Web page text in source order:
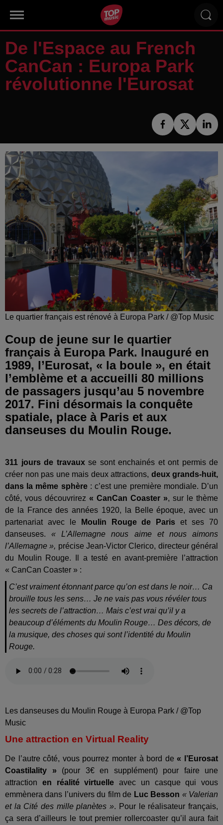
De l'Espace au French
CanCan : Europa Park
révolutionne l'Eurosat
Le quartier français est rénové à Europa Park / @Top Music
Coup de jeune sur le quartier
français à Europa Park. Inauguré en
1989, l’Eurosat, « la boule », en était
l’emblème et a accueilli 80 millions
de passagers jusqu’au 5 novembre
2017. Fini désormais la conquête
spatiale, place à Paris et aux
danseuses du Moulin Rouge.
311 jours de travauxse sont enchainés et ont permis de
créer non pas une mais deux attractions, deux grands-huit,
dans la même sphère: c’est une première mondiale. D’un
côté, vous découvrirez « CanCan Coaster », sur le thème
de la France des années 1920, la Belle époque, avec un
partenariat avec le
Moulin Rouge de Pariset ses 70
danseuses.« L’Allemagne nous aime et nous aimons
l’Allemagne », précise Jean-Victor Clerico, directeur général
du Moulin Rouge. Il a testé en avant-première l’attraction
« CanCan Coaster » :
C’est vraiment étonnant parce qu’on est dans le noir… Ca
brouille tous les sens… Je ne vais pas vous révéler tous
les secrets de l’attraction… Mais c’est vrai qu’il y a
beaucoup d’éléments du Moulin Rouge… Des décors, de
la musique, des choses qui sont l’identité du Moulin
Rouge.
Les danseuses du Moulin Rouge à Europa Park / @Top
Music
Une attraction en Virtual Reality
De l’autre côté, vous pourrez monter à bord de« l’Eurosat
Coastilality » (pour 3€ en supplément) pour faire une
attraction en réalité virtuelle avec un casque qui vous
emmènera dans l’univers du film de Luc Besson « Valerian
et la Cité des mille planètes ». Pour le réalisateur français,
ça sera d’ailleurs le tout premier rollercoaster qu’il aura fait